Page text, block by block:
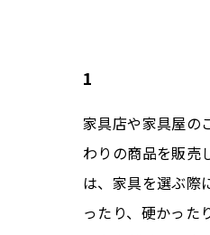
1
家具店や家具屋の
わりの商品を販売
は、家具を選ぶ際
ったり、硬かった